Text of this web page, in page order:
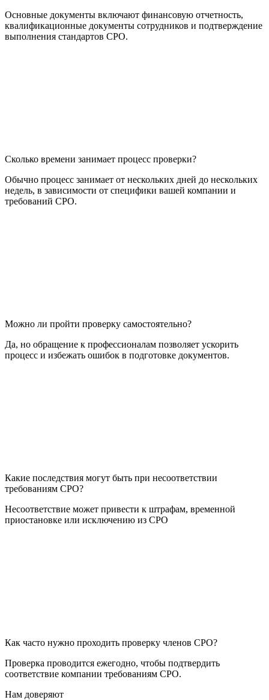
Основные документы включают финансовую отчетность,
квалификационные документы сотрудников и подтверждение
выполнения стандартов СРО.
Сколько времени занимает процесс проверки?
Обычно процесс занимает от нескольких дней до нескольких
недель, в зависимости от специфики вашей компании и
требований СРО.
Можно ли пройти проверку самостоятельно?
Да, но обращение к профессионалам позволяет ускорить
процесс и избежать ошибок в подготовке документов.
Какие последствия могут быть при несоответствии
требованиям СРО?
Несоответствие может привести к штрафам, временной
приостановке или исключению из СРО
Как часто нужно проходить проверку членов СРО?
Проверка проводится ежегодно, чтобы подтвердить
соответствие компании требованиям СРО.
Нам доверяют